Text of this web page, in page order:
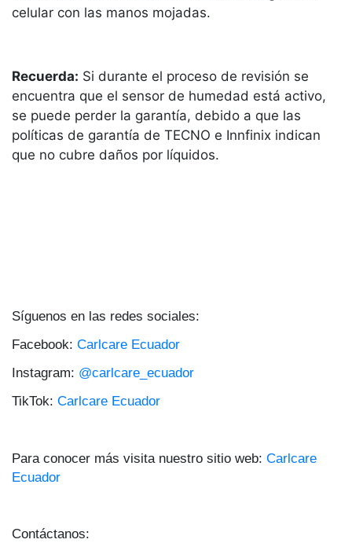
celular con las manos mojadas.
Recuerda: Si durante el proceso de revisión se
encuentra que el sensor de humedad está activo,
se puede perder la garantía, debido a que las
políticas de garantía de TECNO e Innfinix indican
que no cubre daños por líquidos.
Síguenos en las redes sociales:
Facebook: Carlcare Ecuador
Instagram: @carlcare_ecuador
TikTok: Carlcare Ecuador
Para conocer más visita nuestro sitio web: Carlcare
Ecuador
Contáctanos: